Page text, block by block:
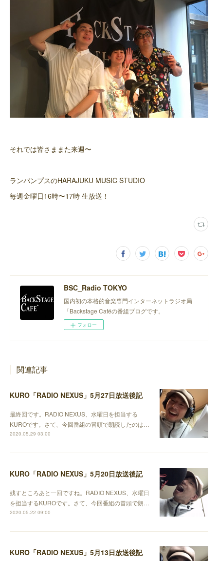
それでは皆さままた来週〜
ランパンプスのHARAJUKU MUSIC STUDIO
毎週金曜日16時〜17時 生放送！
BSC_Radio TOKYO
国内初の本格的音楽専門インターネットラジオ局
「Backstage Caféの番組ブログです。
フォロー
関連記事
KURO「RADIO NEXUS」5月27日放送後記
最終回です。RADIO NEXUS、水曜日を担当する
KUROです。さて、今回番組の冒頭で朗読したのは…
2020.05.29 03:00
KURO「RADIO NEXUS」5月20日放送後記
残すところあと一回ですね。RADIO NEXUS、水曜日
を担当するKUROです。さて、今回番組の冒頭で朗…
2020.05.22 09:00
KURO「RADIO NEXUS」5月13日放送後記